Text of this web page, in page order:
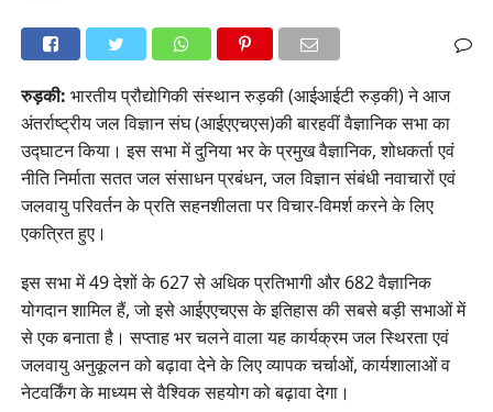
रुड़की: भारतीय प्रौद्योगिकी संस्थान रुड़की (आईआईटी रुड़की) ने आज
अंतर्राष्ट्रीय जल विज्ञान संघ (आईएएचएस)की बारहवीं वैज्ञानिक सभा का
उद्घाटन किया। इस सभा में दुनिया भर के प्रमुख वैज्ञानिक, शोधकर्ता एवं
नीति निर्माता सतत जल संसाधन प्रबंधन, जल विज्ञान संबंधी नवाचारों एवं
जलवायु परिवर्तन के प्रति सहनशीलता पर विचार-विमर्श करने के लिए
एकत्रित हुए।
इस सभा में 49 देशों के 627 से अधिक प्रतिभागी और 682 वैज्ञानिक
योगदान शामिल हैं, जो इसे आईएएचएस के इतिहास की सबसे बड़ी सभाओं में
से एक बनाता है। सप्ताह भर चलने वाला यह कार्यक्रम जल स्थिरता एवं
जलवायु अनुकूलन को बढ़ावा देने के लिए व्यापक चर्चाओं, कार्यशालाओं व
नेटवर्किंग के माध्यम से वैश्विक सहयोग को बढ़ावा देगा।